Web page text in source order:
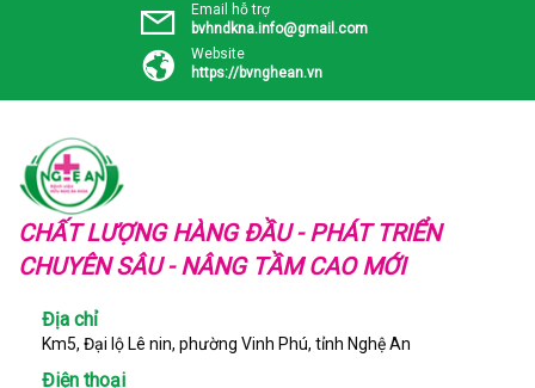
Email hỗ trợ
bvhndkna.info@gmail.com
Website
https://bvnghean.vn
CHẤT LƯỢNG HÀNG ĐẦU - PHÁT TRIỂN
CHUYÊN SÂU - NÂNG TẦM CAO MỚI
Địa chỉ
Km5, Đại lộ Lê nin, phường Vinh Phú, tỉnh Nghệ An
Điện thoại